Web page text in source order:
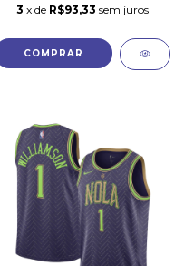
3 x de R$93,33 sem juros
COMPRAR